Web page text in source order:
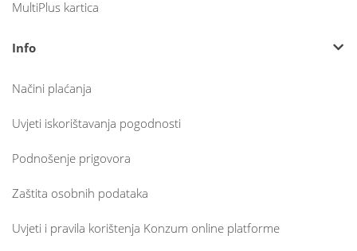
MultiPlus kartica
Info
Načini plaćanja
Uvjeti iskorištavanja pogodnosti
Podnošenje prigovora
Zaštita osobnih podataka
Uvjeti i pravila korištenja Konzum online platforme